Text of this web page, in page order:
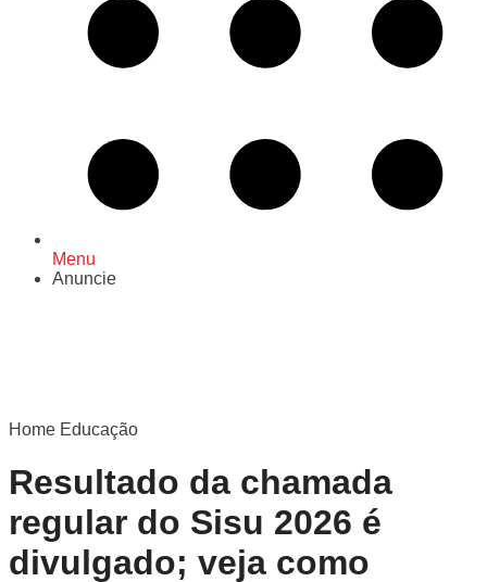
Menu
Anuncie
Home Educação
Resultado da chamada
regular do Sisu 2026 é
divulgado; veja como